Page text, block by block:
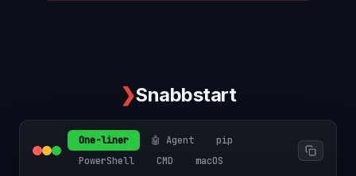
❯Snabbstart
One-liner 🤖 Agent
pip
PowerShell
CMD macOS